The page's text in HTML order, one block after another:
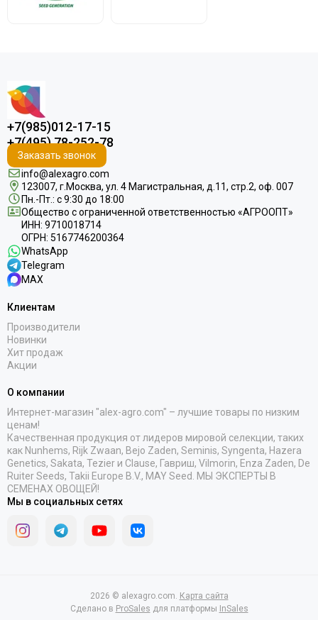
+7(985)012-17-15
+7(495) 78-252-78
Заказать звонок
info@alexagro.com
123007, г.Москва, ул. 4 Магистральная, д.11, стр.2, оф. 007
Пн.-Пт.: с 9:30 до 18:00
Общество с ограниченной ответственностью «АГРООПТ»
ИНН: 9710018714
ОГРН: 5167746200364
WhatsApp
Telegram
MAX
Клиентам
Производители
Новинки
Хит продаж
Акции
О компании
Интернет-магазин "alex-agro.com" – лучшие товары по низким
ценам!
Качественная продукция от лидеров мировой селекции, таких
как Nunhems, Rijk Zwaan, Bejo Zaden, Seminis, Syngenta, Hazera
Genetics, Sakata, Tezier и Clause, Гавриш, Vilmorin, Enza Zaden, De
Ruiter Seeds, Takii Europe B.V., MAY Seed. МЫ ЭКСПЕРТЫ В
СЕМЕНАХ ОВОЩЕЙ!
Мы в социальных сетях
2026 © alexagro.com. Карта сайта
Сделано в ProSales для платформы InSales